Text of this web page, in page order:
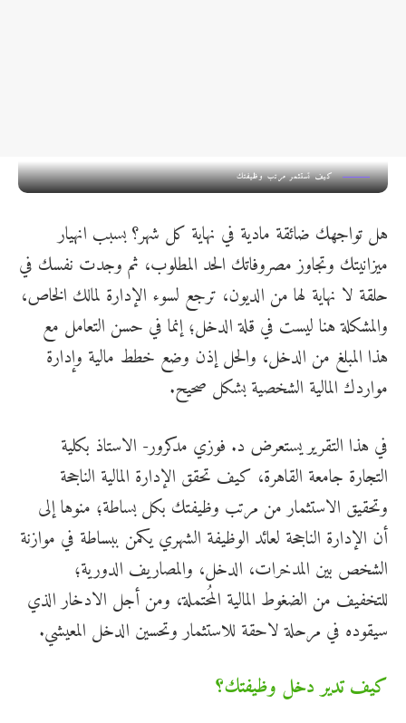
كيف تستثمر مرتب وظيفتك
هل تواجهك ضائقة مادية في نهاية كل شهر؟ بسبب انهيار
ميزانيتك وتجاوز مصروفاتك الحد المطلوب، ثم وجدت نفسك في
حلقة لا نهاية لها من الديون، ترجع لسوء الإدارة لمالك الخاص،
والمشكلة هنا ليست في قلة الدخل؛ إنما في حسن التعامل مع
هذا المبلغ من الدخل، والحل إذن وضع خطط مالية وإدارة
مواردك المالية الشخصية بشكل صحيح.
في هذا التقرير يستعرض د. فوزي مدكرور- الاستاذ بكلية
التجارة جامعة القاهرة، كيف تحقق الإدارة المالية الناجحة
وتحقيق الاستثمار من مرتب وظيفتك بكل بساطة؛ منوها إلى
أن الإدارة الناجحة لعائد الوظيفة الشهري يكمن ببساطة في موازنة
الشخص بين المدخرات، الدخل، والمصاريف الدورية؛
للتخفيف من الضغوط المالية المُحتملة، ومن أجل الادخار الذي
سيقوده في مرحلة لاحقة للاستثمار وتحسين الدخل المعيشي.
كيف تدير دخل وظيفتك؟